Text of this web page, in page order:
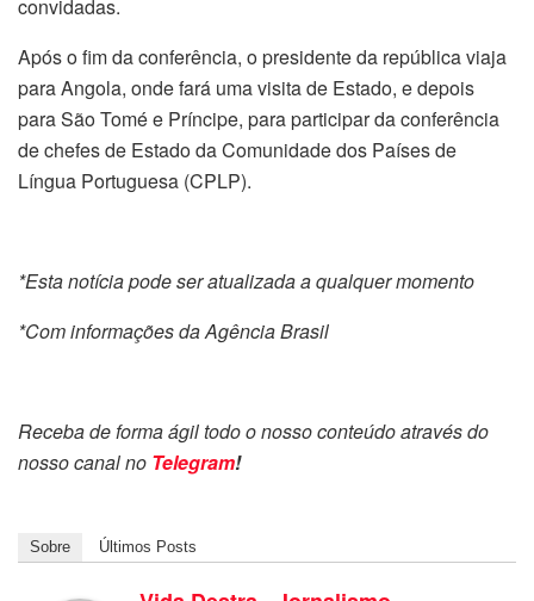
convidadas.
Após o fim da conferência, o presidente da república viaja
para Angola, onde fará uma visita de Estado, e depois
para São Tomé e Príncipe, para participar da conferência
de chefes de Estado da Comunidade dos Países de
Língua Portuguesa (CPLP).
*Esta notícia pode ser atualizada a qualquer momento
*Com informações da Agência Brasil
Receba de forma ágil todo o nosso conteúdo através do
nosso canal no Telegram!
Sobre Últimos Posts